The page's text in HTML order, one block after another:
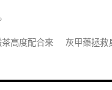
高度配合來
灰甲藥拯救